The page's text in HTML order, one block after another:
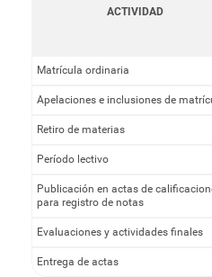
ACTIVIDAD
Matrícula ordinaria
Apelaciones e inclusiones de
Retiro de materias
Período lectivo
Publicación en actas de
para registro de notas
Evaluaciones y actividades finales
Entrega de actas